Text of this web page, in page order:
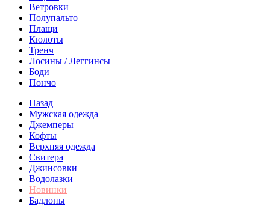
Ветровки
Полупальто
Плащи
Кюлоты
Тренч
Лосины / Леггинсы
Боди
Пончо
Назад
Мужская одежда
Джемперы
Кофты
Верхняя одежда
Свитера
Джинсовки
Водолазки
Новинки
Бадлоны